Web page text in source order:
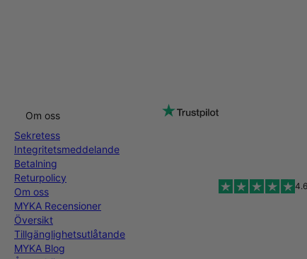
Om oss
Sekretess
Integritetsmeddelande
Betalning
Returpolicy
Om oss
MYKA Recensioner
Översikt
Tillgänglighetsutlåtande
MYKA Blog